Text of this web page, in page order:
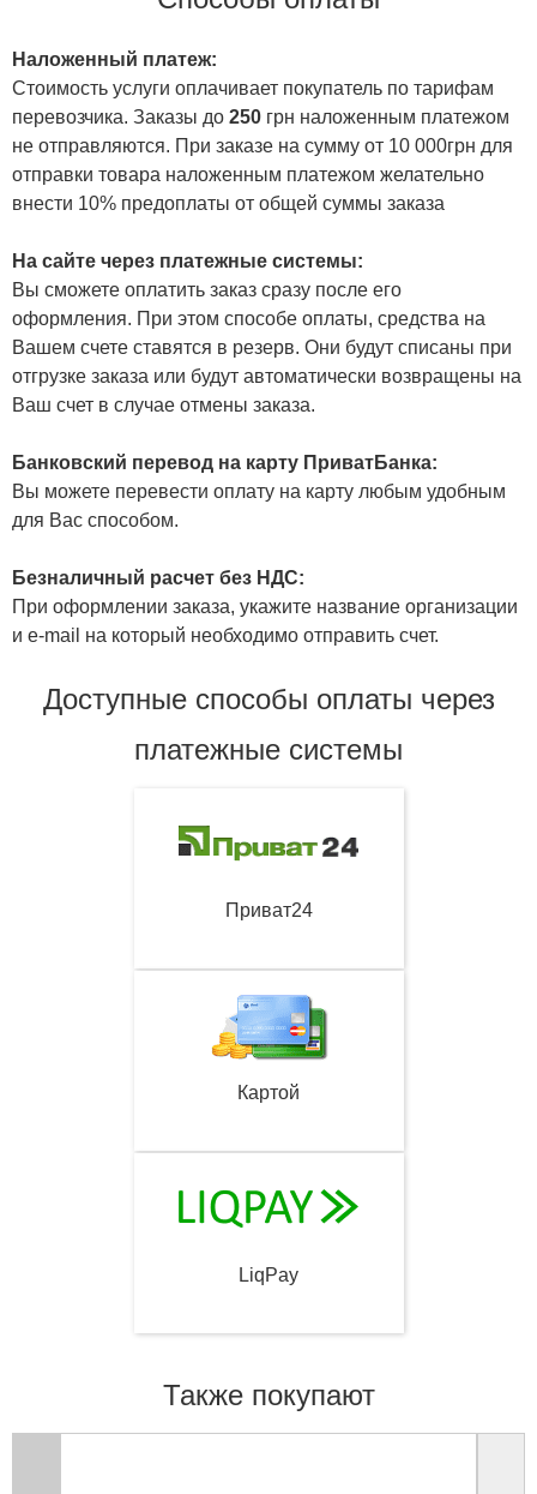
Наложенный платеж:
Стоимость услуги оплачивает покупатель по тарифам
перевозчика. Заказы до 250 грн наложенным платежом
не отправляются. При заказе на сумму от 10 000грн для
отправки товара наложенным платежом желательно
внести 10% предоплаты от общей суммы заказа
На сайте через платежные системы:
Вы сможете оплатить заказ сразу после его
оформления. При этом способе оплаты, средства на
Вашем счете ставятся в резерв. Они будут списаны при
отгрузке заказа или будут автоматически возвращены на
Ваш счет в случае отмены заказа.
Банковский перевод на карту ПриватБанка:
Вы можете перевести оплату на карту любым удобным
для Вас способом.
Безналичный расчет без НДС:
При оформлении заказа, укажите название организации
и e-mail на который необходимо отправить счет.
Доступные способы оплаты через
платежные системы
Приват24
Картой
LiqPay
Также покупают